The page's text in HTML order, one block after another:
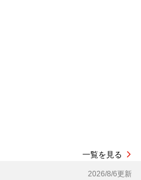
一覧を見る
2026/8/6更新